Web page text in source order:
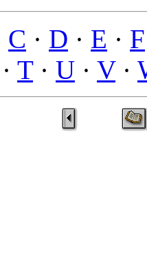
C · D · E · F
· T· U · V·